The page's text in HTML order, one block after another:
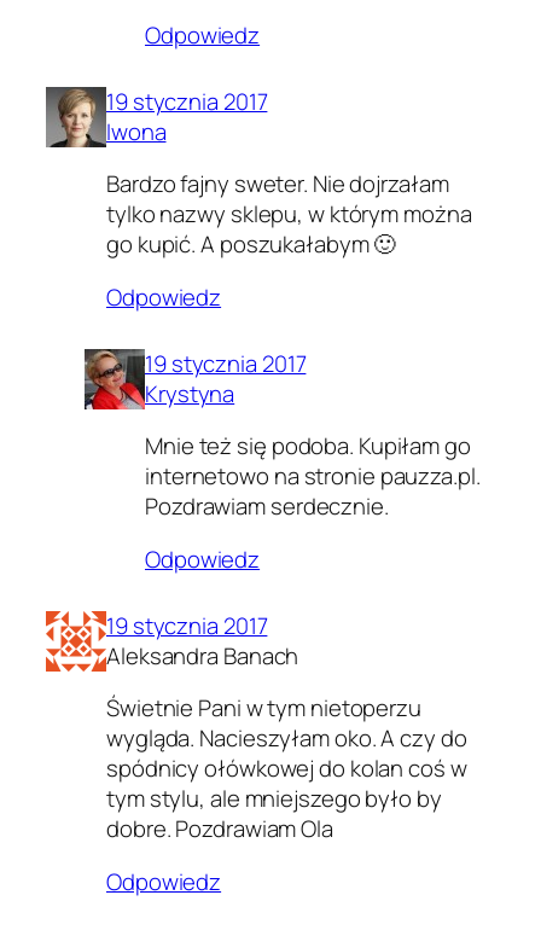
Odpowiedz
19 stycznia 2017
Iwona
Bardzo fajny sweter. Nie dojrzałam
tylko nazwy sklepu, w którym można
go kupić. A poszukałabym 🙂
Odpowiedz
19 stycznia 2017
Krystyna
Mnie też się podoba. Kupiłam go
internetowo na stronie pauzza.pl.
Pozdrawiam serdecznie.
Odpowiedz
19 stycznia 2017
Aleksandra Banach
Świetnie Pani w tym nietoperzu
wygląda. Nacieszyłam oko. A czy do
spódnicy ołówkowej do kolan coś w
tym stylu, ale mniejszego było by
dobre. Pozdrawiam Ola
Odpowiedz